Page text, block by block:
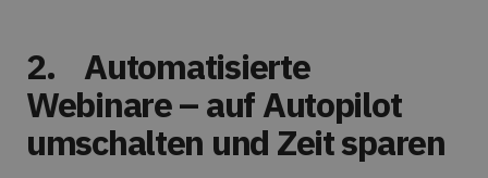
2. Automatisierte
Webinare – auf Autopilot
umschalten und Zeit sparen